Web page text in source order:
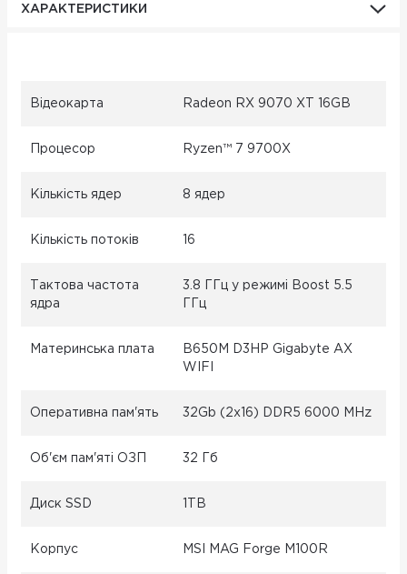
ХАРАКТЕРИСТИКИ
Відеокарта Radeon RX 9070 XT 16GB
Процесор Ryzen™ 7 9700X
Кількість ядер 8 ядер
Кількість потоків 16
Тактова частота
ядра
3.8 ГГц у режимі Boost 5.5
ГГц
Материнська плата
B650M D3HP Gigabyte AX
WIFI
Оперативна пам'ять 32Gb (2x16) DDR5 6000 MHz
Об'єм пам'яті ОЗП 32 Гб
Диск SSD 1TB
Корпус MSI MAG Forge M100R